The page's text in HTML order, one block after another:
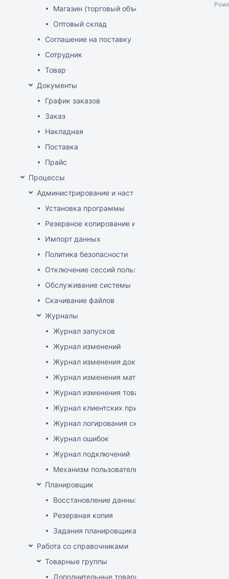
Магазин (торговый объект)
Оптовый склад
Соглашение на поставку
Сотрудник
Товар
Документы
График заказов
Заказ
Накладная
Поставка
Прайс
Процессы
Администрирование и настройка
Установка программы
Резервное копирование и восстановление базы
Импорт данных
Политика безопасности
Отключение сессий пользователя
Обслуживание системы
Скачивание файлов
Журналы
Журнал запусков
Журнал изменений
Журнал изменения документов
Журнал изменения матриц
Журнал изменения товаров
Журнал клиентских приложений
Журнал логирования сканирований штрихкодов
Журнал ошибок
Журнал подключений
Механизм пользовательского логирования
Планировщик
Восстановление данных
Резервная копия
Задания планировщика
Работа со справочниками
Товарные группы
Дополнительные товарные группы